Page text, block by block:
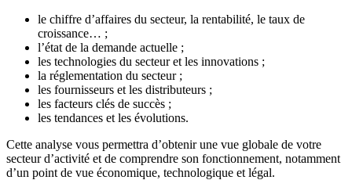
le chiffre d’affaires du secteur, la rentabilité, le taux de
croissance… ;
l’état de la demande actuelle ;
les technologies du secteur et les innovations ;
la réglementation du secteur ;
les fournisseurs et les distributeurs ;
les facteurs clés de succès ;
les tendances et les évolutions.
Cette analyse vous permettra d’obtenir une vue globale de votre
secteur d’activité et de comprendre son fonctionnement, notamment
d’un point de vue économique, technologique et légal.